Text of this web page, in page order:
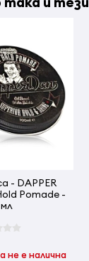
- DAPPER
Pomade -
не е налична